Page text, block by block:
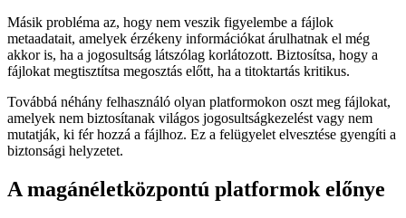
Másik probléma az, hogy nem veszik figyelembe a fájlok
metaadatait, amelyek érzékeny információkat árulhatnak el még
akkor is, ha a jogosultság látszólag korlátozott. Biztosítsa, hogy a
fájlokat megtisztítsa megosztás előtt, ha a titoktartás kritikus.
Továbbá néhány felhasználó olyan platformokon oszt meg fájlokat,
amelyek nem biztosítanak világos jogosultságkezelést vagy nem
mutatják, ki fér hozzá a fájlhoz. Ez a felügyelet elvesztése gyengíti a
biztonsági helyzetet.
A magánéletközpontú platformok előnye